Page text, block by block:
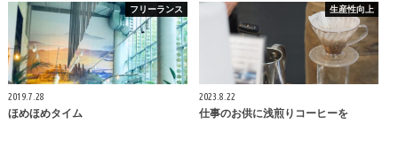
フリーランス
2019.7.28
ほめほめタイム
生産性向上
2023.8.22
仕事のお供に浅煎りコーヒーを